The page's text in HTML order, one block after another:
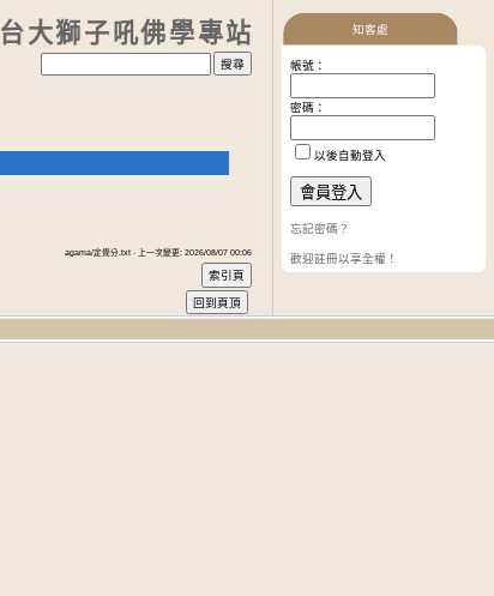
台大獅子吼佛學專站
agama/定覺分.txt · 上一次變更: 2026/08/07 00:06
知客處
帳號：
密碼：
以後自動登入
忘記密碼？
歡迎註冊以享全權！